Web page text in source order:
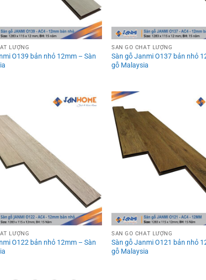
LƯỢNG
O139 bản nhỏ 12mm – Sàn
SÀN GỖ CHẤT LƯỢNG
Sàn gỗ Janmi O137 bản nhỏ
gỗ Malaysia
LƯỢNG
O122 bản nhỏ 12mm – Sàn
SÀN GỖ CHẤT LƯỢNG
Sàn gỗ Janmi O121 bản nhỏ
gỗ Malaysia